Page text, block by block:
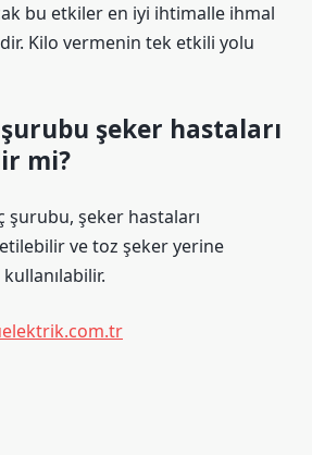
bu etkiler en iyi ihtimalle ihmal
Kilo vermenin tek etkili yolu
şeker hastaları
mi?
şurubu, şeker hastaları
ve toz şeker yerine